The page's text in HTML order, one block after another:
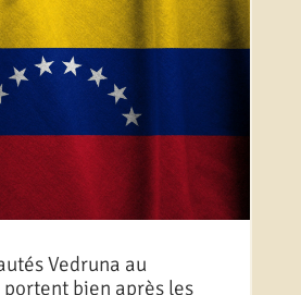
Vedruna au
portent bien après les